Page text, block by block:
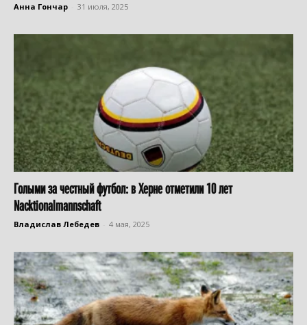
Анна Гончар 31 июля, 2025
Голыми за честный футбол: в Херне отметили 10 лет
Nacktionalmannschaft
Владислав Лебедев 4 мая, 2025